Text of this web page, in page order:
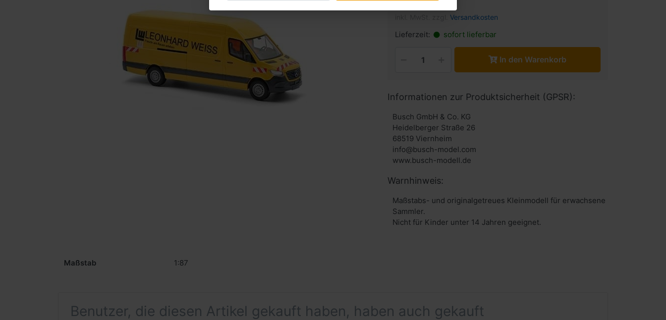
Versandkosten
Lieferzeit: sofort lieferbar
In den Warenkorb
Informationen zur Produktsicherheit (GPSR):
Busch GmbH & Co. KG
Heidelberger Straße 26
68519 Viernheim
info@busch-model.com
www.busch-modell.de
Warnhinweis:
Maßstabs- und originalgetreues Kleinmodell für erwachsene
Sammler.
Nicht für Kinder unter 14 Jahren geeignet.
Maßstab 1:87
Benutzer, die diesen Artikel gekauft haben, haben auch gekauft